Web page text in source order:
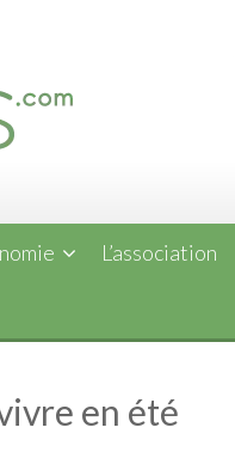
L’association
en été